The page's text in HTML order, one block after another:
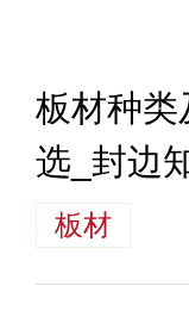
板材种类
选_封边
板材